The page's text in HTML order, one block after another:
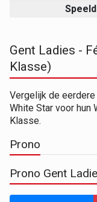
Gent Ladies -
Klasse)
Vergelijk de
White Star voor hun
Klasse.
Prono
Prono Gent